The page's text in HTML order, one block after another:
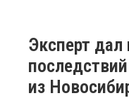
Эксперт дал
из